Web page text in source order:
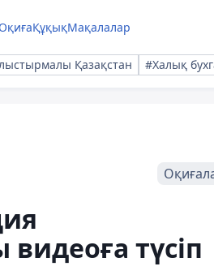
ОқиғаҚұқықМақалалар
Қазақстан #Халық
түсіп